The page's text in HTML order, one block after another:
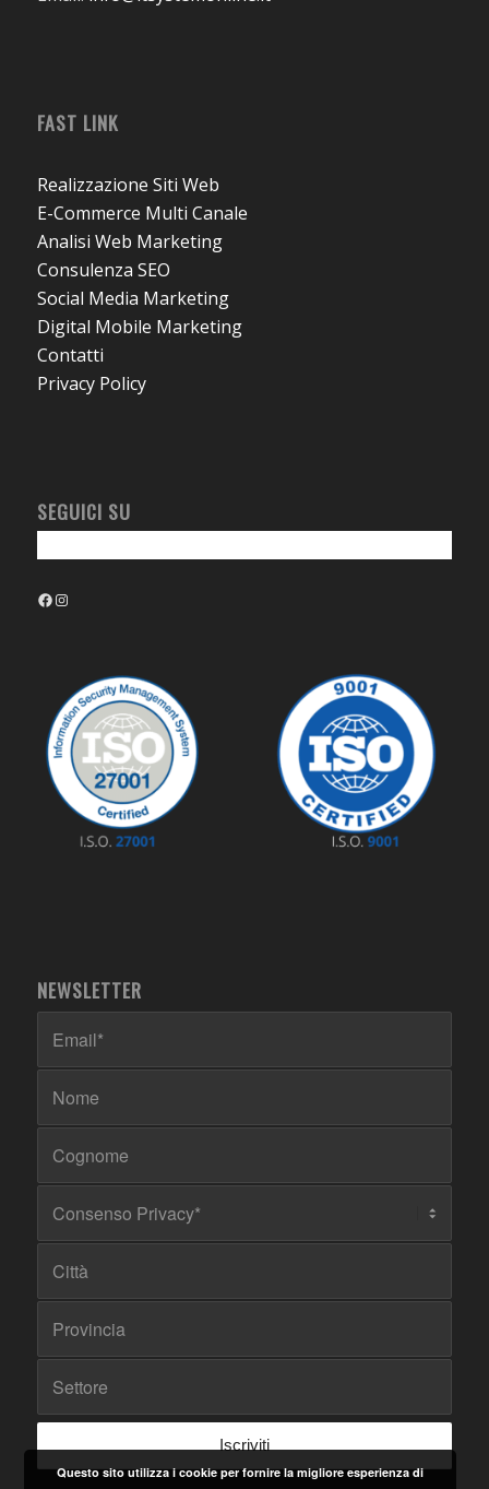
FAST LINK
Realizzazione Siti Web
E-Commerce Multi Canale
Analisi Web Marketing
Consulenza SEO
Social Media Marketing
Digital Mobile Marketing
Contatti
Privacy Policy
SEGUICI SU
Facebook
Instagram
NEWSLETTER
Questo sito utilizza i cookie per fornire la migliore esperienza di